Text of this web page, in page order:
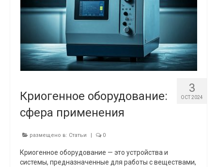
3
OCT 2024
Криогенное оборудование:
сфера применения
размещено в: Статьи 0
Криогенное оборудование — это устройства и
системы, предназначенные для работы с веществами,